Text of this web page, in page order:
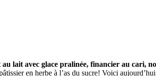
lait avec glace pralinée, financier au cari,
en herbe à l’as du sucre! Voici